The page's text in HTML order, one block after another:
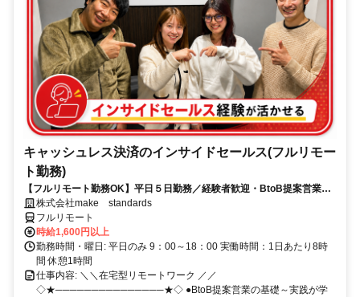
キャッシュレス決済のインサイドセールス(フルリモー
ト勤務)
【フルリモート勤務OK】平日５日勤務／経験者歓迎・BtoB提案営業で
スキルアップ
株式会社make standards
フルリモート
時給1,600円以上
勤務時間・曜日: 平日のみ 9：00～18：00 実働時間：1日あたり8時
間 休憩1時間
仕事内容: ＼＼在宅型リモートワーク ／／
◇★───────────────★◇ ●BtoB提案営業の基礎～実践が学